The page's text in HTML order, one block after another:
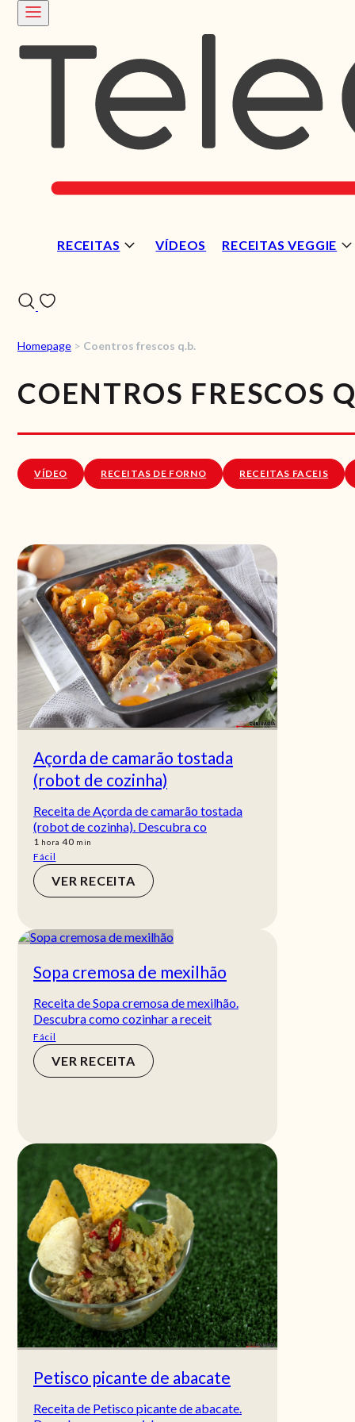
RECEITAS VÍDEOS RECEITAS VEGGIE
Homepage > Coentros frescos q.b.
COENTROS FRESCOS
VÍDEO RECEITAS DE FORNO RECEITAS FACEIS
Açorda de camarão tostada
(robot de cozinha)
Receita de Açorda de camarão tostada
(robot de cozinha). Descubra co
1 hora
hora 40min
min
Fácil
VER RECEITA
Sopa cremosa de mexilhão
Receita de Sopa cremosa de mexilhão.
Descubra como cozinhar a receit
Fácil
VER RECEITA
Petisco picante de abacate
Receita de Petisco picante de abacate.